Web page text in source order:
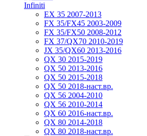
Infiniti
EX 35 2007-2013
FX 35/FX45 2003-2009
FX 35/FX50 2008-2012
FX 37/QX70 2010-2019
JX 35/QX60 2013-2016
QX 30 2015-2019
QX 50 2013-2016
QX 50 2015-2018
QX 50 2018-наст.вр.
QX 56 2004-2010
QX 56 2010-2014
QX 60 2016-наст.вр.
QX 80 2014-2018
QX 80 2018-наст.вр.